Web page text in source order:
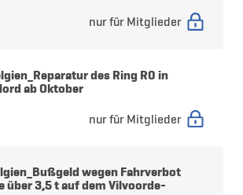
nur für Mitglieder
des Ring R0 in
ab Oktober
nur für Mitglieder
wegen Fahrverbot
über 3,5 t auf dem Vilvoorde-